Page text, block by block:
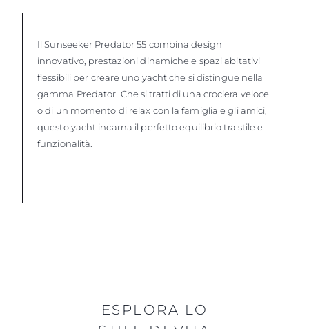
Il Sunseeker Predator 55 combina design
innovativo, prestazioni dinamiche e spazi abitativi
flessibili per creare uno yacht che si distingue nella
gamma Predator. Che si tratti di una crociera veloce
o di un momento di relax con la famiglia e gli amici,
questo yacht incarna il perfetto equilibrio tra stile e
funzionalità.
ESPLORA LO